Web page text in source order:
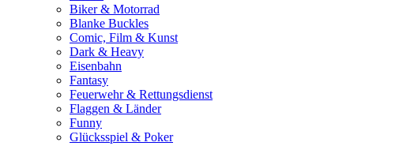
Biker & Motorrad
Blanke Buckles
Comic, Film & Kunst
Dark & Heavy
Eisenbahn
Fantasy
Feuerwehr & Rettungsdienst
Flaggen & Länder
Funny
Glücksspiel & Poker